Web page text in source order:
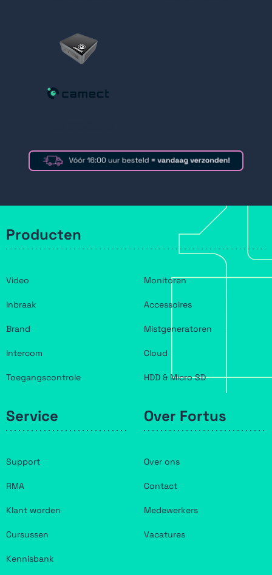
Producten
Video
Inbraak
Brand
Intercom
Toegangscontrole
Monitoren
Accessoires
Mistgeneratoren
Cloud
HDD & Micro SD
Service
Support
RMA
Klant worden
Cursussen
Kennisbank
Over Fortus
Over ons
Contact
Medewerkers
Vacatures